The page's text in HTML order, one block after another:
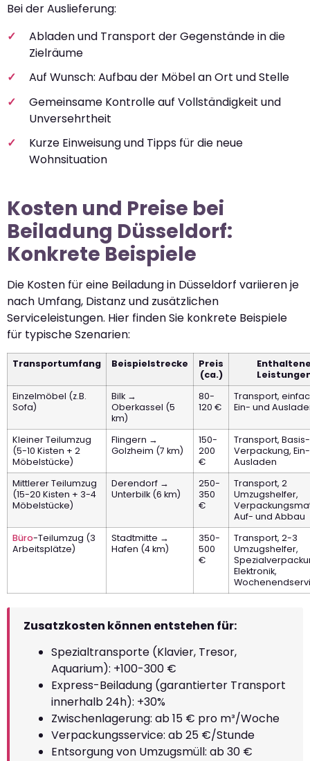
Bei der Auslieferung:
Abladen und Transport der Gegenstände in die
Zielräume
Auf Wunsch: Aufbau der Möbel an Ort und Stelle
Gemeinsame Kontrolle auf Vollständigkeit und
Unversehrtheit
Kurze Einweisung und Tipps für die neue
Wohnsituation
Kosten und Preise bei
Beiladung Düsseldorf:
Konkrete Beispiele
Die Kosten für eine Beiladung in Düsseldorf variieren je
nach Umfang, Distanz und zusätzlichen
Serviceleistungen. Hier finden Sie konkrete Beispiele
für typische Szenarien:
Transportumfang Beispielstrecke
Preis
(ca.)
Einzelmöbel (z.B.
Sofa)
Bilk →
Oberkassel (5
km)
80-
120 €
Transport,
Ein- und
Kleiner Teilumzug
(5-10 Kisten + 2
Möbelstücke)
Flingern →
Golzheim (7 km)
150-
200
€
Transport, Basis-
Verpackung,
Ausladen
Mittlerer Teilumzug
(15-20 Kisten + 3-4
Möbelstücke)
Derendorf →
Unterbilk (6 km)
250-
350
€
Transport, 2
Umzugshelfer,
Auf- und Abbau
Büro-Teilumzug (3
Arbeitsplätze)
Stadtmitte →
Hafen (4 km)
350-
500
€
Transport, 2-3
Umzugshelfer,
Elektronik,
Zusatzkosten können entstehen für:
Spezialtransporte (Klavier, Tresor,
Aquarium): +100-300 €
Express-Beiladung (garantierter Transport
innerhalb 24h): +30%
Zwischenlagerung: ab 15 € pro m³/Woche
Verpackungsservice: ab 25 €/Stunde
Entsorgung von Umzugsmüll: ab 30 €